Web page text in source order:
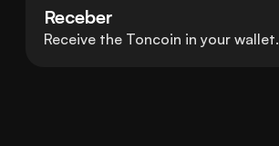
Receber
Receive the Toncoin in your wallet.